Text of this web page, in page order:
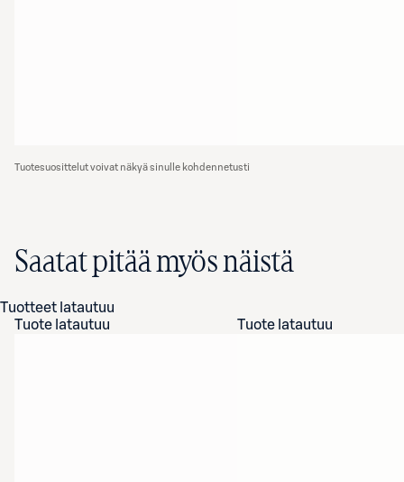
Tuotesuosittelut voivat näkyä sinulle kohdennetusti
Saatat pitää myös näistä
Tuotteet latautuu
Tuote latautuu
Tuote latautuu